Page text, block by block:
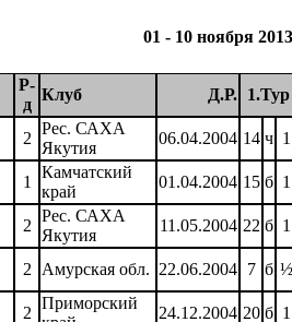
01 - 10 ноября
Р-
д
Клуб Д.Р. 1.Тур
2
Рес. САХА
Якутия
06.04.2004 14 ч 1
1
Камчатский
край
01.04.2004 15 б 1
2
Рес. САХА
Якутия
11.05.2004 22 б 1
2 Амурская обл. 22.06.2004 7 б ½
2
Приморский
24.12.2004 20 б 1